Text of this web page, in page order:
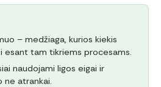
– medžiaga, kurios kiekis
esant tam tikriems procesams.
naudojami ligos eigai ir
atrankai.